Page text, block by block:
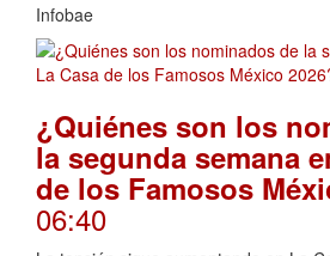
Infobae
¿Quiénes son los
la segunda semana
de los Famosos
06:40